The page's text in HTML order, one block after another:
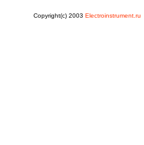
Copyright(c) 2003 Electroinstrument.ru